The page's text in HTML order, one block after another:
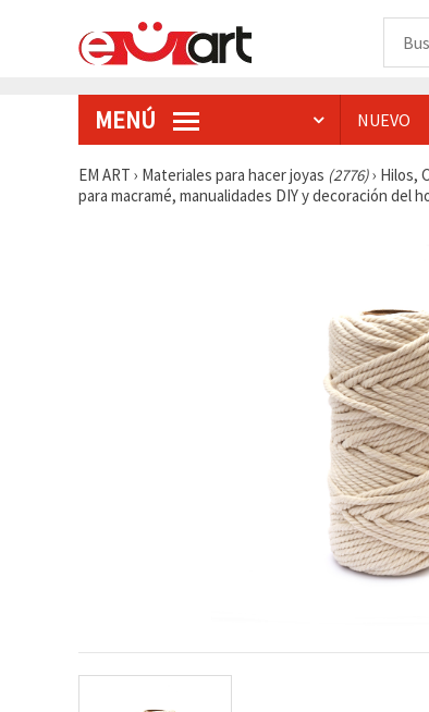
MENÚ NUEVO
EM ART › Materiales para hacer joyas (2776)› Hilos,
para macramé, manualidades DIY y decoración del